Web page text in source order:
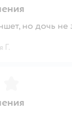
но дочь не
Г.